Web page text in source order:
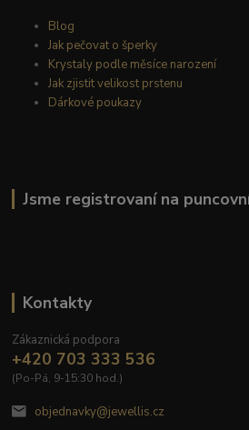
Blog
Jak pečovat o šperky
Krystaly podle měsíce narození
Jak zjistit velikost prstenu
Dárkové poukazy
Jsme registrovaní na
Kontakty
Zákaznická podpora
+420 703 333 536
(Po-Pá, 9-15:30 hod.)
objednavky@jewellis.cz